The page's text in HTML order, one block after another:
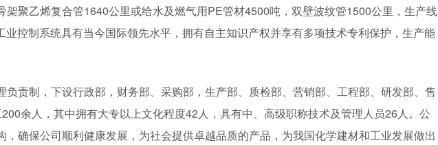
架聚乙烯复合管1640公里或给水及燃气用PE管材4500吨，双壁波纹管1500公里，生产线
控制系统具有当今国际领先水平，拥有自主知识产权并享有多项技术专利保护，生产能
负责制，下设行政部，财务部、采购部，生产部、质检部、营销部、工程部、研发部、售
余人，其中拥有大专以上文化程度42人，具有中、高级职称技术及管理人员26人。公
，确保公司顺利健康发展，为社会提供卓越品质的产品，为我国化学建材和工业发展做出